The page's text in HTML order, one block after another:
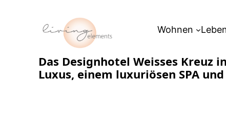
Wohnen
Das Designhotel Weisses
Luxus, einem luxuriösen SPA